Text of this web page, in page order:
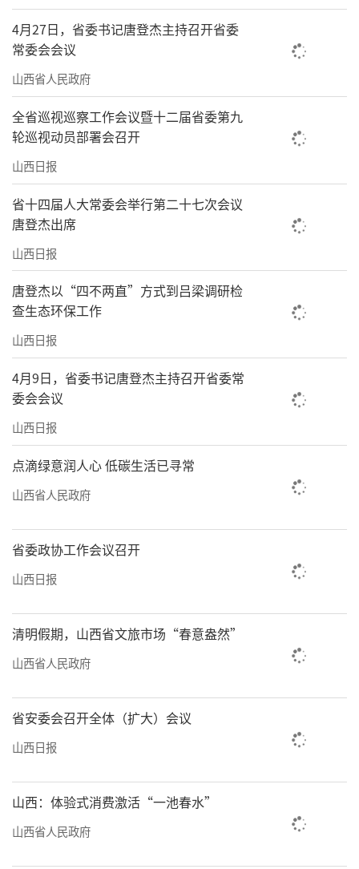
4月27日，省委书记唐登杰主持召开省委
常委会会议
山西省人民政府
全省巡视巡察工作会议暨十二届省委第九
轮巡视动员部署会召开
山西日报
省十四届人大常委会举行第二十七次会议
唐登杰出席
山西日报
唐登杰以“四不两直”方式到吕梁调研检
查生态环保工作
山西日报
4月9日，省委书记唐登杰主持召开省委常
委会会议
山西日报
点滴绿意润人心 低碳生活已寻常
山西省人民政府
省委政协工作会议召开
山西日报
清明假期，山西省文旅市场“春意盎然”
山西省人民政府
省安委会召开全体（扩大）会议
山西日报
山西：体验式消费激活“一池春水”
山西省人民政府